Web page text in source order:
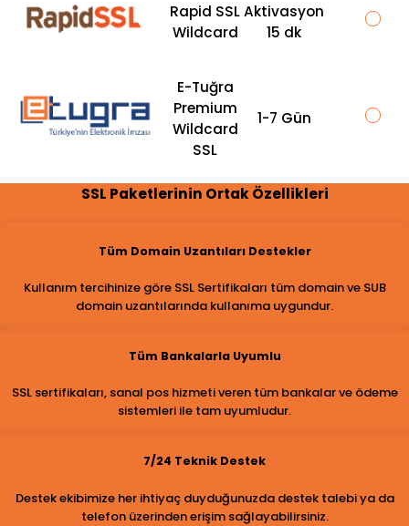
Rapid SSL
Wildcard
Aktivasyon
15 dk
E-Tuğra
Premium
Wildcard
SSL
1-7 Gün
SSL Paketlerinin Ortak Özellikleri
Tüm Domain Uzantıları Destekler
Kullanım tercihinize göre SSL Sertifikaları tüm domain ve SUB
domain uzantılarında kullanıma uygundur.
Tüm Bankalarla Uyumlu
SSL sertifikaları, sanal pos hizmeti veren tüm bankalar ve ödeme
sistemleri ile tam uyumludur.
7/24 Teknik Destek
Destek ekibimize her ihtiyaç duyduğunuzda destek talebi ya da
telefon üzerinden erişim sağlayabilirsiniz.